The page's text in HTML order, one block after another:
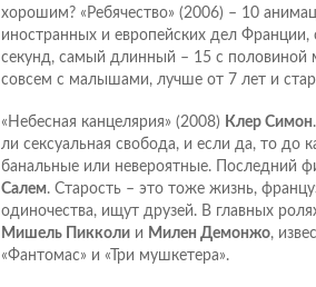
хорошим? «Ребячество» (2006) – 10
иностранных и европейских дел
секунд, самый длинный – 15 с
совсем с малышами, лучше от 7 лет и
«Небесная канцелярия» (2008) Клер Симон
ли сексуальная свобода, и если да, то до
банальные или невероятные. Последний
Салем. Старость – это тоже жизнь,
одиночества, ищут друзей. В главных
Мишель Пикколии Милен Демонжо,
«Фантомас» и «Три мушкетера».